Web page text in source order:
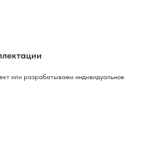
или разрабатываем индивидуальное